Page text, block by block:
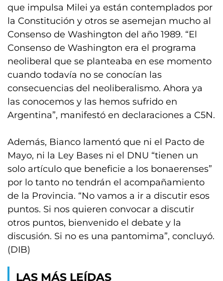
que impulsa Milei ya están contemplados por
la Constitución y otros se asemejan mucho al
Consenso de Washington del año 1989. “El
Consenso de Washington era el programa
neoliberal que se planteaba en ese momento
cuando todavía no se conocían las
consecuencias del neoliberalismo. Ahora ya
las conocemos y las hemos sufrido en
Argentina”, manifestó en declaraciones a C5N.
Además, Bianco lamentó que ni el Pacto de
Mayo, ni la Ley Bases ni el DNU “tienen un
solo artículo que beneficie a los bonaerenses”
por lo tanto no tendrán el acompañamiento
de la Provincia. “No vamos a ir a discutir esos
puntos. Si nos quieren convocar a discutir
otros puntos, bienvenido el debate y la
discusión. Si no es una pantomima”, concluyó.
(DIB)
LAS MÁS LEÍDAS